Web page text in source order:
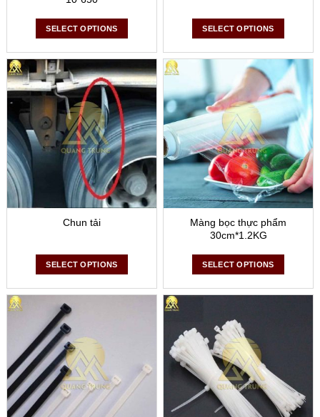
SELECT OPTIONS SELECT OPTIONS
Chun tải
SELECT OPTIONS
Màng bọc thực phẩm
30cm*1.2KG
SELECT OPTIONS